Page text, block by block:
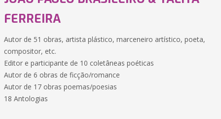
FERREIRA
Autor de 51 obras, artista plástico, marceneiro artístico, poeta,
compositor, etc.
Editor e participante de 10 coletâneas poéticas
Autor de 6 obras de ficção/romance
Autor de 17 obras poemas/poesias
18 Antologias